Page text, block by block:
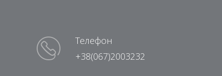
Телефон
+38(067)2003232